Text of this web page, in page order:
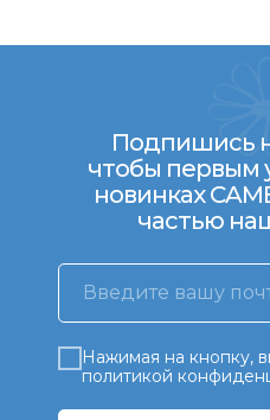
Нажимая на кнопку,
политикой
Подпишись
чтобы первым
новинках
частью